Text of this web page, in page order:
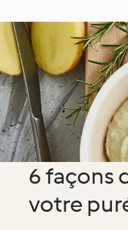
6 façons
votre